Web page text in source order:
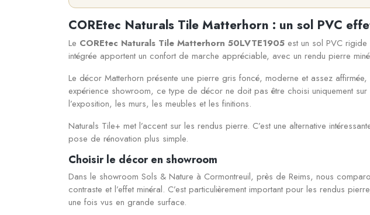
COREtec Naturals Tile Matterhorn : un sol PVC
Le COREtec Naturals Tile Matterhorn 50LVTE1905 est un sol PVC
intégrée apportent un confort de marche appréciable, avec un rendu pierre
Le décor Matterhorn présente une pierre gris foncé, moderne et assez
expérience showroom, ce type de décor ne doit pas être choisi uniquement
l’exposition, les murs, les meubles et les finitions.
Naturals Tile+ met l’accent sur les rendus pierre. C’est une alternative
pose de rénovation plus simple.
Choisir le décor en showroom
Dans le showroom Sols & Nature à Cormontreuil, près de Reims, nous
contraste et l’effet minéral. C’est particulièrement important pour les rendus
une fois vus en grande surface.